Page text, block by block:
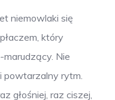
niemowlaki się
który
Nie
powtarzalny rytm.
głośniej, raz ciszej,